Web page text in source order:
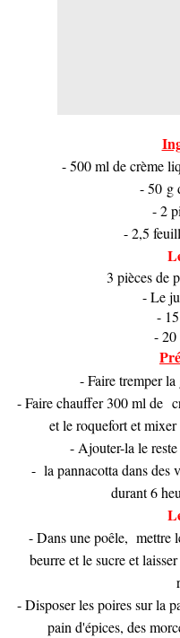
- 500 ml de crème
- 50 g
- 2
- 2,5
3 pièces de
- Le
-
- 20
- Faire tremper
- Faire chauffer 300 ml de
et le roquefort et
- Ajouter-la le
- la pannacotta dans des
durant 6
- Dans une poêle, mettre
beurre et le sucre et
- Disposer les poires sur la
pain d'épices, des